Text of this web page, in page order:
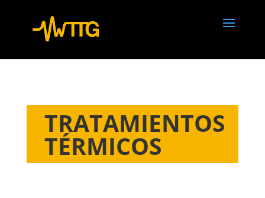
TRATAMIENTOS
TÉRMICOS